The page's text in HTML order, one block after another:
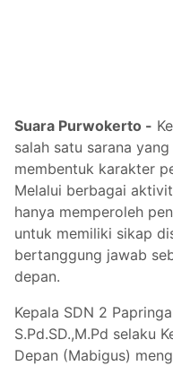
Suara Purwokerto -
salah satu sarana
membentuk karakter
Melalui berbagai
hanya memperoleh
untuk memiliki sikap
bertanggung jawab
depan.
Kepala SDN 2
S.Pd.SD.,M.Pd selaku
Depan (Mabigus)